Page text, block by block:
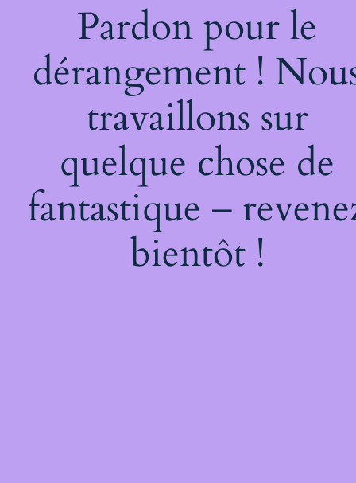
Pardon pour le
dérangement !
travaillons sur
quelque chose de
fantastique –
bientôt !